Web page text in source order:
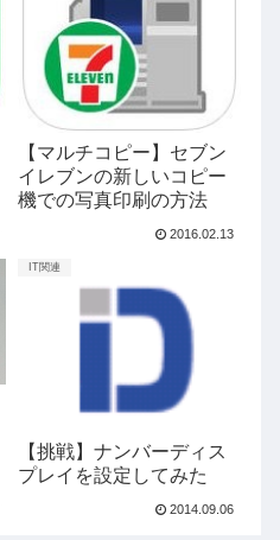
【マルチコピー】セブン
イレブンの新しいコピー
機での写真印刷の方法
2016.02.13
IT関連
【挑戦】ナンバーディス
プレイを設定してみた
2014.09.06